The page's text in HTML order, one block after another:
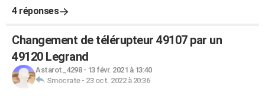
4 réponses
Changement de télérupteur 49107 par un
49120 Legrand
Astarot_4298- 13 févr. 2021 à 13:40
Smocrate- 23 oct. 2022 à 20:36